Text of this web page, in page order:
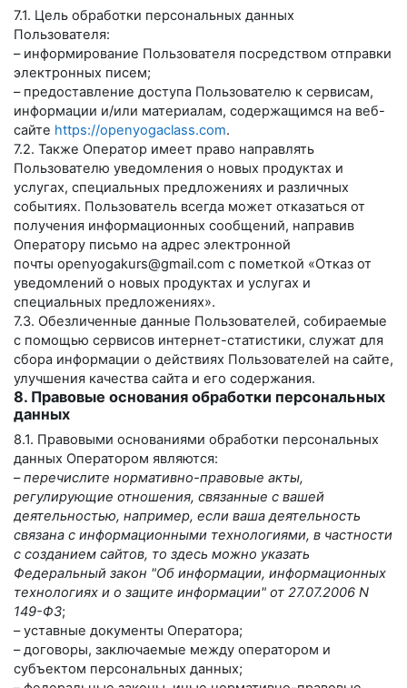
7.1. Цель обработки персональных данных
Пользователя:
– информирование Пользователя посредством отправки
электронных писем;
– предоставление доступа Пользователю к сервисам,
информации и/или материалам, содержащимся на веб-
сайте https://openyogaclass.com.
7.2. Также Оператор имеет право направлять
Пользователю уведомления о новых продуктах и
услугах, специальных предложениях и различных
событиях. Пользователь всегда может отказаться от
получения информационных сообщений, направив
Оператору письмо на адрес электронной
почты openyogakurs@gmail.com с пометкой «Отказ от
уведомлений о новых продуктах и услугах и
специальных предложениях».
7.3. Обезличенные данные Пользователей, собираемые
с помощью сервисов интернет-статистики, служат для
сбора информации о действиях Пользователей на сайте,
улучшения качества сайта и его содержания.
8. Правовые основания обработки персональных
данных
8.1. Правовыми основаниями обработки персональных
данных Оператором являются:
–перечислите нормативно-правовые акты,
регулирующие отношения, связанные с вашей
деятельностью, например, если ваша деятельность
связана с информационными технологиями, в частности
с созданием сайтов, то здесь можно указать
Федеральный закон "Об информации, информационных
технологиях и о защите информации" от 27.07.2006 N
149-ФЗ;
– уставные документы Оператора;
– договоры, заключаемые между оператором и
субъектом персональных данных;